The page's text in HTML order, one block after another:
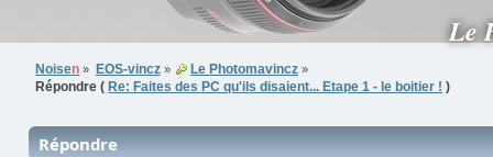
Le
Noisen » EOS-vincz» Le Photomavincz»
Répondre ( Re: Faites des PC qu'ils disaient... Etape 1 - le boitier ! )
Répondre